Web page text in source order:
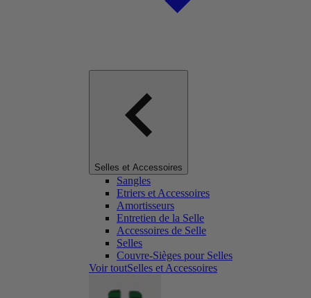
Selles et Accessoires
Sangles
Etriers et Accessoires
Amortisseurs
Entretien de la Selle
Accessoires de Selle
Selles
Couvre-Sièges pour Selles
Voir toutSelles et Accessoires